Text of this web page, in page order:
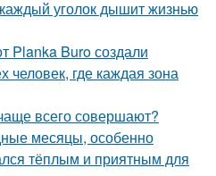
уголок дышит жизнью
Planka Buro создали
человек, где каждая зона
всего совершают?
месяцы, особенно
тёплым и приятным для